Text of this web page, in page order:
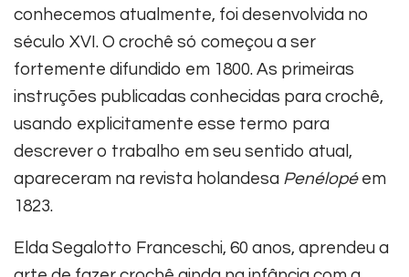
conhecemos atualmente, foi desenvolvida no
século XVI. O crochê só começou a ser
fortemente difundido em 1800. As primeiras
instruções publicadas conhecidas para crochê,
usando explicitamente esse termo para
descrever o trabalho em seu sentido atual,
apareceram na revista holandesa Penélopé em
1823.
Elda Segalotto Franceschi, 60 anos, aprendeu a